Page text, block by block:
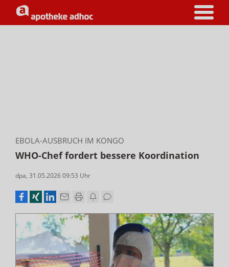
EBOLA-AUSBRUCH IM KONGO
WHO-Chef fordert bessere Koordination
dpa, 31.05.2026 09:53 Uhr